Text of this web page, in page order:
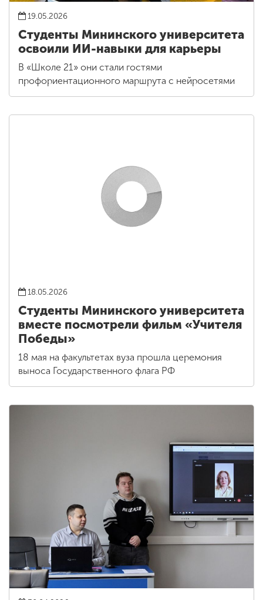
19.05.2026
Студенты Мининского университета
освоили ИИ-навыки для карьеры
В «Школе 21» они стали гостями
профориентационного маршрута с нейросетями
18.05.2026
Студенты Мининского университета
вместе посмотрели фильм «Учителя
Победы»
18 мая на факультетах вуза прошла церемония
выноса Государственного флага РФ